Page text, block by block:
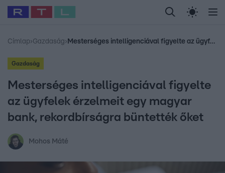
Legfrissebb RTL Híradó Randi Celeb vagyok,
Babits Marcella Most Wanted Gallusz
Címlap›Gazdaság› Mesterséges intelligenciával figyelte az ügyfelek érzelmeit egy magyar bank, rekordbírságra büntették őket
Gazdaság
Mesterséges intelligenciával figyelte
az ügyfelek érzelmeit egy magyar
bank, rekordbírságra büntették őket
Mohos Máté